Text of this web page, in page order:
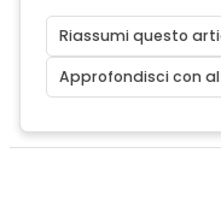
Riassumi questo
Approfondisci con